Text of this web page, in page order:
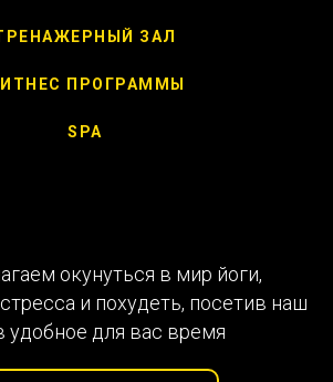
ЗАЛ
ПРОГРАММЫ
SPA
окунуться в мир йоги,
и похудеть, посетив наш
удобное для вас время